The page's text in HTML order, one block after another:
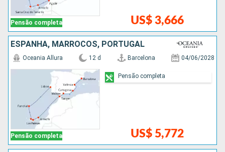
Pensão completa US$ 3,666
ESPANHA, MARROCOS, PORTUGAL
Pensão completa
Oceania Allura 12 d Barcelona 04/06/2028
US$ 5,772
Pensão completa